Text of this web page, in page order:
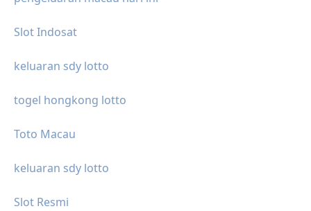
Slot Indosat
keluaran sdy lotto
togel hongkong lotto
Toto Macau
keluaran sdy lotto
Slot Resmi